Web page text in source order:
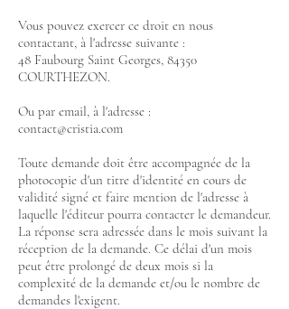
Vous pouvez exercer ce droit en nous
contactant, à l'adresse suivante :
48 Faubourg Saint Georges, 84350
COURTHEZON.
Ou par email, à l'adresse :
contact@cristia.com
Toute demande doit être accompagnée de la
photocopie d'un titre d'identité en cours de
validité signé et faire mention de l'adresse à
laquelle l'éditeur pourra contacter le demandeur.
La réponse sera adressée dans le mois suivant la
réception de la demande. Ce délai d'un mois
peut être prolongé de deux mois si la
complexité de la demande et/ou le nombre de
demandes l'exigent.